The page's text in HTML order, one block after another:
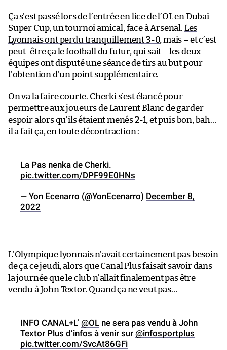
Ça s’est passé lors de l’entrée en lice de l’OL en Dubaï
Super Cup, un tournoi amical, face à Arsenal. Les
Lyonnais ont perdu tranquillement 3-0, mais – et c’est
peut-être ça le football du futur, qui sait – les deux
équipes ont disputé une séance de tirs au but pour
l’obtention d’un point supplémentaire.
On va la faire courte. Cherki s’est élancé pour
permettre aux joueurs de Laurent Blanc de garder
espoir alors qu’ils étaient menés 2-1, et puis bon, bah…
il a fait ça, en toute décontraction :
La Pas nenka de Cherki.
pic.twitter.com/DPF99E0HNs
— Yon Ecenarro (@YonEcenarro) December 8,
2022
L’Olympique lyonnais n’avait certainement pas besoin
de ça ce jeudi, alors que Canal Plus faisait savoir dans
la journée que le club n’allait finalement pas être
vendu à John Textor. Quand ça ne veut pas…
INFO CANAL+L’ @OL ne sera pas vendu à John
Textor Plus d’infos à venir sur @infosportplus
pic.twitter.com/SvcAt86GFi